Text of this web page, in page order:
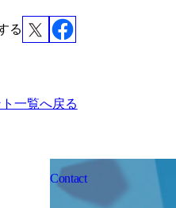
る
一覧へ戻る
Contact